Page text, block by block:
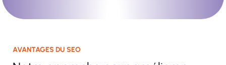
AVANTAGES DU SEO